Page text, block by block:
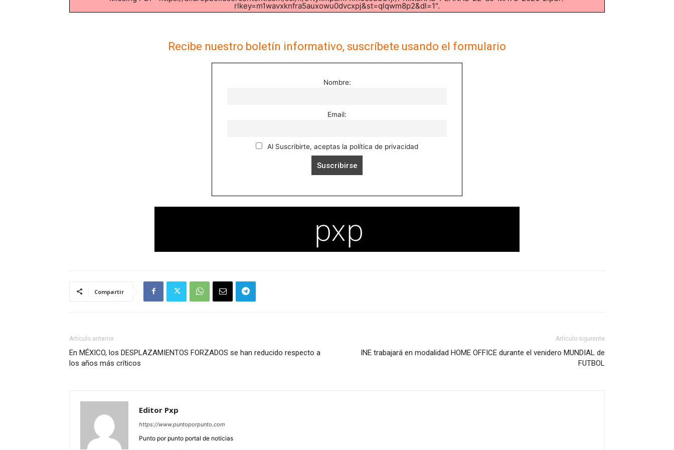
rlkey=m1wavxknfra5auxowu0dvcxpj&st=qlqwm8p2&dl=1".
Recibe nuestro boletín informativo, suscríbete usando el formulario
Nombre:
Email:
Al Suscribirte, aceptas la política de privacidad
Compartir
Artículo anterior
En MÉXICO, los DESPLAZAMIENTOS FORZADOS se han reducido respecto a
los años más críticos
Artículo siguiente
INE trabajará en modalidad HOME OFFICE durante el venidero MUNDIAL de
FUTBOL
Editor Pxp
https://www.puntoporpunto.com
Punto por punto portal de noticias